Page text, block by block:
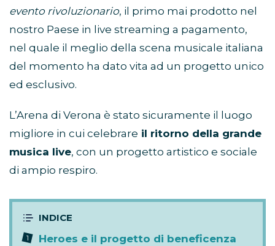
evento rivoluzionario, il primo mai prodotto nel
nostro Paese in live streaming a pagamento,
nel quale il meglio della scena musicale italiana
del momento ha dato vita ad un progetto unico
ed esclusivo.
L’Arena di Verona è stato sicuramente il luogo
migliore in cui celebrare il ritorno della grande
musica live, con un progetto artistico e sociale
di ampio respiro.
Heroes e il progetto di beneficenza